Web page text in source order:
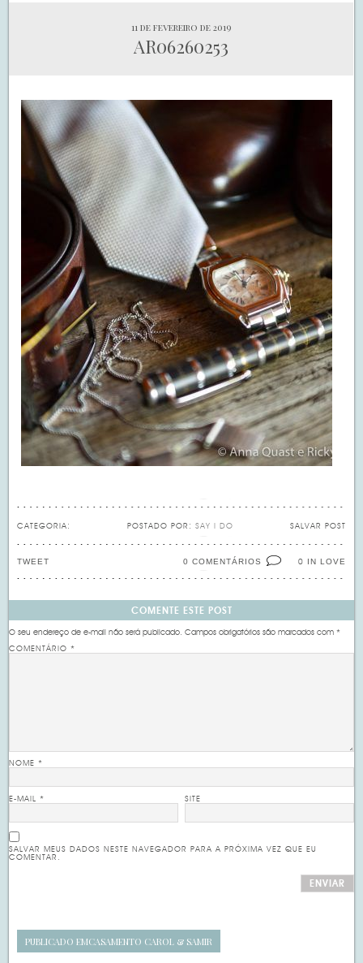
11 de fevereiro de 2019
AR06260253
CATEGORIA: SALVAR POST
POSTADO POR: SAY I DO
0 IN LOVE
0 COMENTÁRIOS
TWEET
COMENTE ESTE POST
O seu endereço de e-mail não será publicado. Campos obrigatórios são marcados com*
COMENTÁRIO*
NOME*
E-MAIL* SITE
SALVAR MEUS DADOS NESTE NAVEGADOR PARA A PRÓXIMA VEZ QUE EU
COMENTAR.
PUBLICADO EMCASAMENTO CAROL & SAMIR